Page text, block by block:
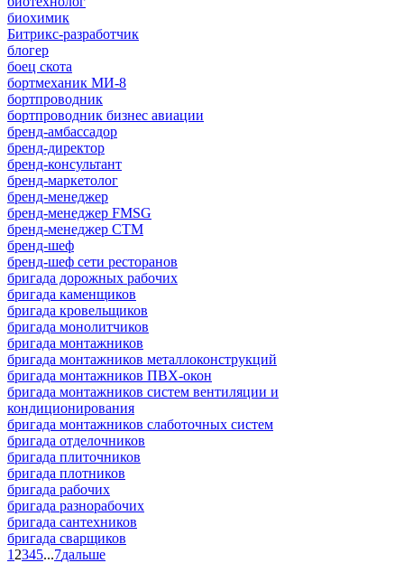
биохимик
Битрикс-разработчик
блогер
боец скота
бортмеханик МИ-8
бортпроводник
бортпроводник бизнес авиации
бренд-амбассадор
бренд-директор
бренд-консультант
бренд-маркетолог
бренд-менеджер
бренд-менеджер FMSG
бренд-менеджер СТМ
бренд-шеф
бренд-шеф сети ресторанов
бригада дорожных рабочих
бригада каменщиков
бригада кровельщиков
бригада монолитчиков
бригада монтажников
бригада монтажников металлоконструкций
бригада монтажников ПВХ-окон
бригада монтажников систем вентиляции и
кондиционирования
бригада монтажников слаботочных систем
бригада отделочников
бригада плиточников
бригада плотников
бригада рабочих
бригада разнорабочих
бригада сантехников
бригада сварщиков
1 2345...7дальше